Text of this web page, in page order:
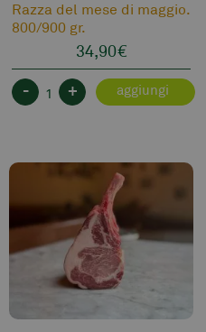
Razza del mese di maggio.
800/900 gr.
34,90€
- + aggiungi